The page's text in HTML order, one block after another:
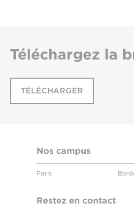
Téléchargez la
TÉLÉCHARGER
Nos campus
Paris
Restez en contact